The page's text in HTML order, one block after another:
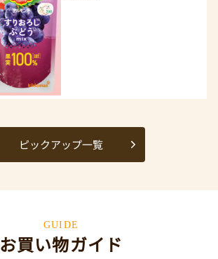
ピックアップ一覧
GUIDE
お買い物ガイド